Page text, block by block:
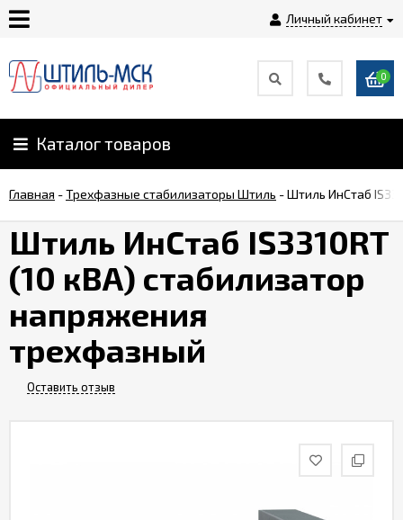
Личный кабинет
Главная
О
Оплата
Монтаж
0
Каталог товаров
Главная -Трехфазные стабилизаторы Штиль -Штиль ИнСтаб
Штиль ИнСтаб IS3310RT
(10 кВА) стабилизатор
напряжения
трехфазный
Оставить отзыв